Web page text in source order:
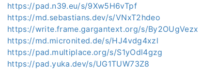
https://pad.n39.eu/s/9Xw5H6vTpf
https://md.sebastians.dev/s/VNxT2hdeo
https://write.frame.gargantext.org/s/By2OUgVezx
https://md.micronited.de/s/HJ4vdg4xzl
https://pad.multiplace.org/s/S1yOdl4gzg
https://pad.yuka.dev/s/UG1TUW73Z8